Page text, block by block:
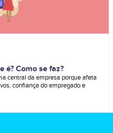
é? Como se faz?
central da empresa porque afeta
confiança do empregado e